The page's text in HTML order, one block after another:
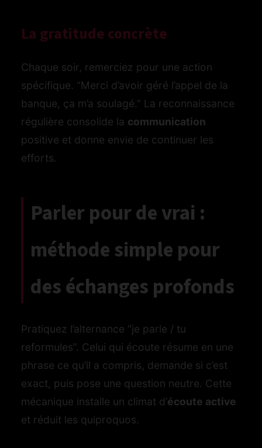
La gratitude concrète
Chaque soir, remerciez pour une action
spécifique. “Merci d’avoir géré l’appel de la
banque, ça m’a soulagé.” La reconnaissance
régulière consolide la communication
positive et donne envie de continuer les
efforts.
Parler pour de vrai :
méthode simple pour
des échanges profonds
Pratiquez l’alternance “je parle / tu
reformules”. Celui qui écoute résume en une
phrase ce qu’il a compris, demande si c’est
exact, puis pose une question neutre. Cette
mécanique installe un climat d’écoute active
et réduit les quiproquos.